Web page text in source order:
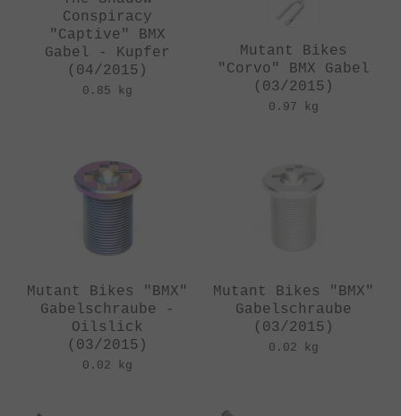
Conspiracy
"Captive" BMX
Gabel - Kupfer
(04/2015)
0.85 kg
Mutant Bikes
"Corvo" BMX Gabel
(03/2015)
0.97 kg
Mutant Bikes "BMX"
Gabelschraube -
Oilslick
(03/2015)
0.02 kg
Mutant Bikes "BMX"
Gabelschraube
(03/2015)
0.02 kg